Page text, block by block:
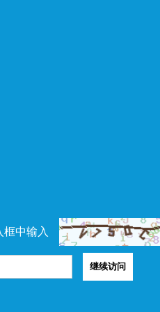
中输入
继续访问